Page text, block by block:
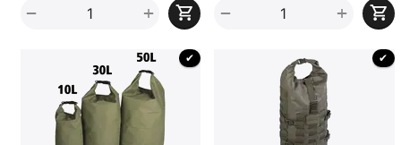
+
− +
−
✔ ✔